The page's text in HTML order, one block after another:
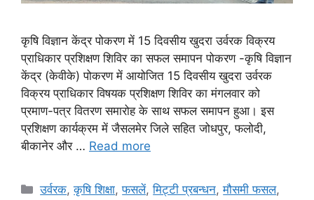
कृषि विज्ञान केंद्र पोकरण में 15 दिवसीय खुदरा उर्वरक विक्रय
प्राधिकार प्रशिक्षण शिविर का सफल समापन पोकरण -कृषि विज्ञान
केंद्र (केवीके) पोकरण में आयोजित 15 दिवसीय खुदरा उर्वरक
विक्रय प्राधिकार विषयक प्रशिक्षण शिविर का मंगलवार को
प्रमाण-पत्र वितरण समारोह के साथ सफल समापन हुआ। इस
प्रशिक्षण कार्यक्रम में जैसलमेर जिले सहित जोधपुर, फलोदी,
बीकानेर और … Read more
उर्वरक,कृषि शिक्षा,फसलें,मि‌ट्टी प्रबन्धन,मौसमी फसल,